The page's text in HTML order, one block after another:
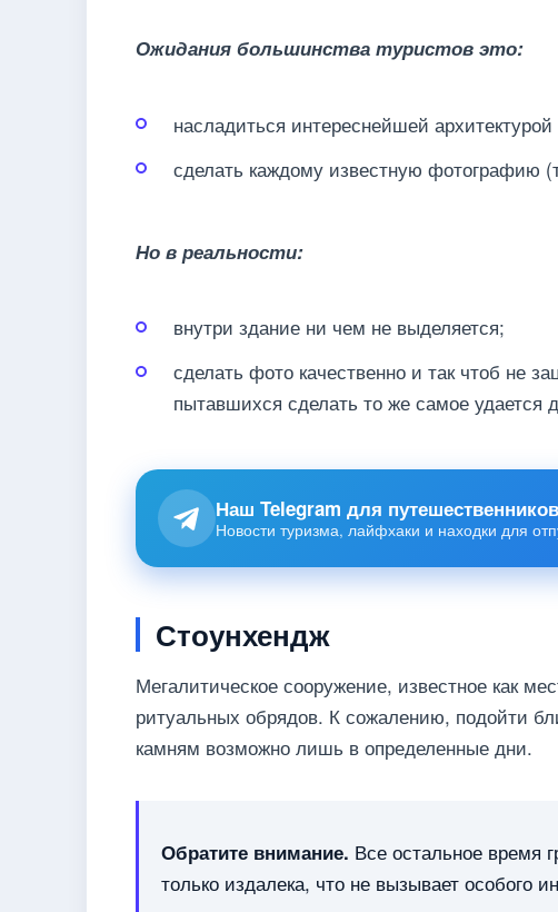
Ожидания большинства туристов это:
насладиться интереснейшей
сделать каждому известную фотографию
Но в реальности:
внутри здание ни чем не выделяется;
сделать фото качественно и так чтоб не
пытавшихся сделать то же самое удается
Наш Telegram для путешественников
Новости туризма, лайфхаки и находки для
Стоунхендж
Мегалитическое сооружение, известное как
ритуальных обрядов. К сожалению, подойти
камням возможно лишь в определенные дни.
Обратите внимание. Все остальное время
только издалека, что не вызывает особого